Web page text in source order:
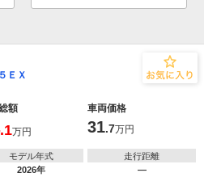
ＥＸ
額 車両価格
.1万円 31.7万円
モデル年式
2026年
走行距離
―